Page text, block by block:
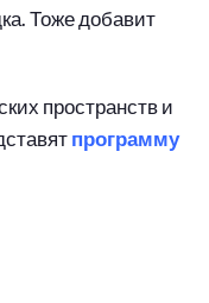
Тоже добавит
пространств и
программу